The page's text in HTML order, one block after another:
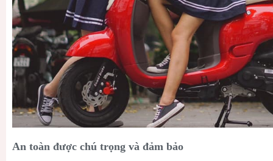
An toàn được chú trọng và đảm bảo